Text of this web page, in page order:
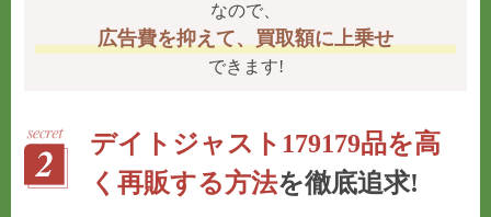
なので、
広告費を抑えて、買取額に上乗せ
できます!
デイトジャスト179179品を高
く再販する方法を徹底追求!